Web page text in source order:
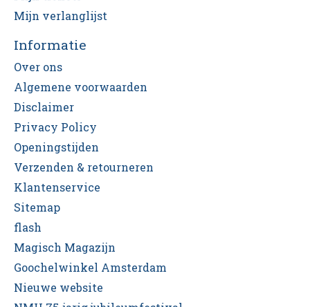
Mijn verlanglijst
Informatie
Over ons
Algemene voorwaarden
Disclaimer
Privacy Policy
Openingstijden
Verzenden & retourneren
Klantenservice
Sitemap
flash
Magisch Magazijn
Goochelwinkel Amsterdam
Nieuwe website